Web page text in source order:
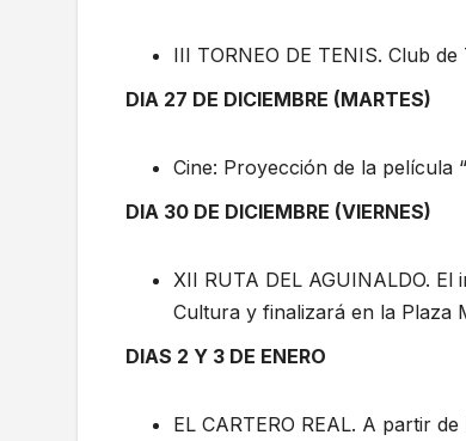
III TORNEO DE TENIS. Club
DIA 27 DE DICIEMBRE (MARTES)
Cine: Proyección de la película
DIA 30 DE DICIEMBRE (VIERNES)
XII RUTA DEL AGUINALDO.
Cultura y finalizará en la Plaza
DIAS 2 Y 3 DE ENERO
EL CARTERO REAL. A partir